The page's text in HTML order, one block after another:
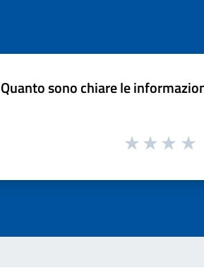
Quanto sono chiare le